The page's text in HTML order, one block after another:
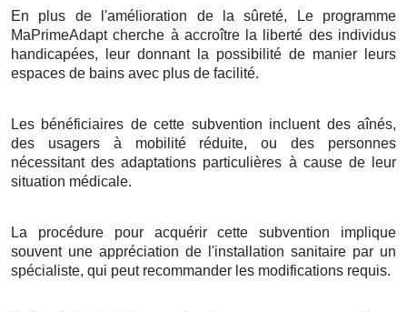
En plus de l'amélioration de la sûreté, Le programme
MaPrimeAdapt cherche à accroître la liberté des individus
handicapées, leur donnant la possibilité de manier leurs
espaces de bains avec plus de facilité.
Les bénéficiaires de cette subvention incluent des aînés,
des usagers à mobilité réduite, ou des personnes
nécessitant des adaptations particulières à cause de leur
situation médicale.
La procédure pour acquérir cette subvention implique
souvent une appréciation de l'installation sanitaire par un
spécialiste, qui peut recommander les modifications requis.